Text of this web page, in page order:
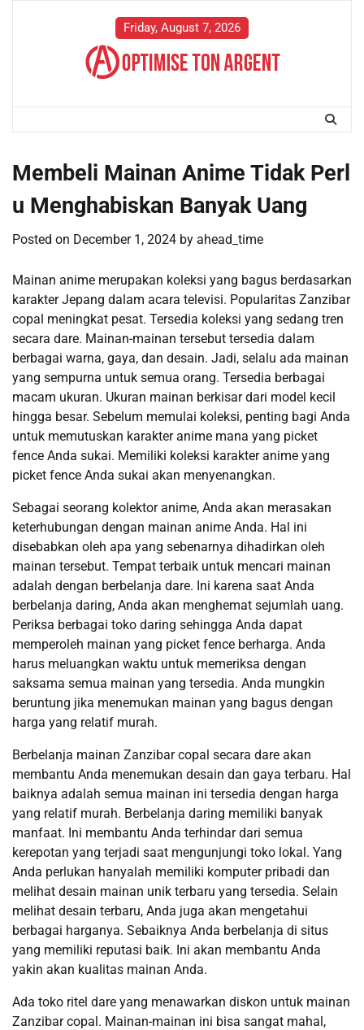
Friday, August 7, 2026
Membeli Mainan Anime Tidak Perl
u Menghabiskan Banyak Uang
Posted on December 1, 2024 by ahead_time
Mainan anime merupakan koleksi yang bagus berdasarkan
karakter Jepang dalam acara televisi. Popularitas Zanzibar
copal meningkat pesat. Tersedia koleksi yang sedang tren
secara dare. Mainan-mainan tersebut tersedia dalam
berbagai warna, gaya, dan desain. Jadi, selalu ada mainan
yang sempurna untuk semua orang. Tersedia berbagai
macam ukuran. Ukuran mainan berkisar dari model kecil
hingga besar. Sebelum memulai koleksi, penting bagi Anda
untuk memutuskan karakter anime mana yang picket
fence Anda sukai. Memiliki koleksi karakter anime yang
picket fence Anda sukai akan menyenangkan.
Sebagai seorang kolektor anime, Anda akan merasakan
keterhubungan dengan mainan anime Anda. Hal ini
disebabkan oleh apa yang sebenarnya dihadirkan oleh
mainan tersebut. Tempat terbaik untuk mencari mainan
adalah dengan berbelanja dare. Ini karena saat Anda
berbelanja daring, Anda akan menghemat sejumlah uang.
Periksa berbagai toko daring sehingga Anda dapat
memperoleh mainan yang picket fence berharga. Anda
harus meluangkan waktu untuk memeriksa dengan
saksama semua mainan yang tersedia. Anda mungkin
beruntung jika menemukan mainan yang bagus dengan
harga yang relatif murah.
Berbelanja mainan Zanzibar copal secara dare akan
membantu Anda menemukan desain dan gaya terbaru. Hal
baiknya adalah semua mainan ini tersedia dengan harga
yang relatif murah. Berbelanja daring memiliki banyak
manfaat. Ini membantu Anda terhindar dari semua
kerepotan yang terjadi saat mengunjungi toko lokal. Yang
Anda perlukan hanyalah memiliki komputer pribadi dan
melihat desain mainan unik terbaru yang tersedia. Selain
melihat desain terbaru, Anda juga akan mengetahui
berbagai harganya. Sebaiknya Anda berbelanja di situs
yang memiliki reputasi baik. Ini akan membantu Anda
yakin akan kualitas mainan Anda.
Ada toko ritel dare yang menawarkan diskon untuk mainan
Zanzibar copal. Mainan-mainan ini bisa sangat mahal,